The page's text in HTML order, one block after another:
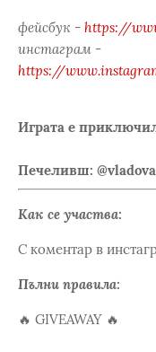
фейсбук - https://
инстаграм -
https://
Играта е
Печеливш:
Как се участва:
С коментар в
Пълни правила:
🔥 GIVEAWAY 🔥